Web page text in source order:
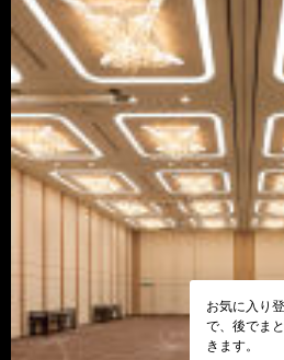
お気に入り
で、後でま
きます。